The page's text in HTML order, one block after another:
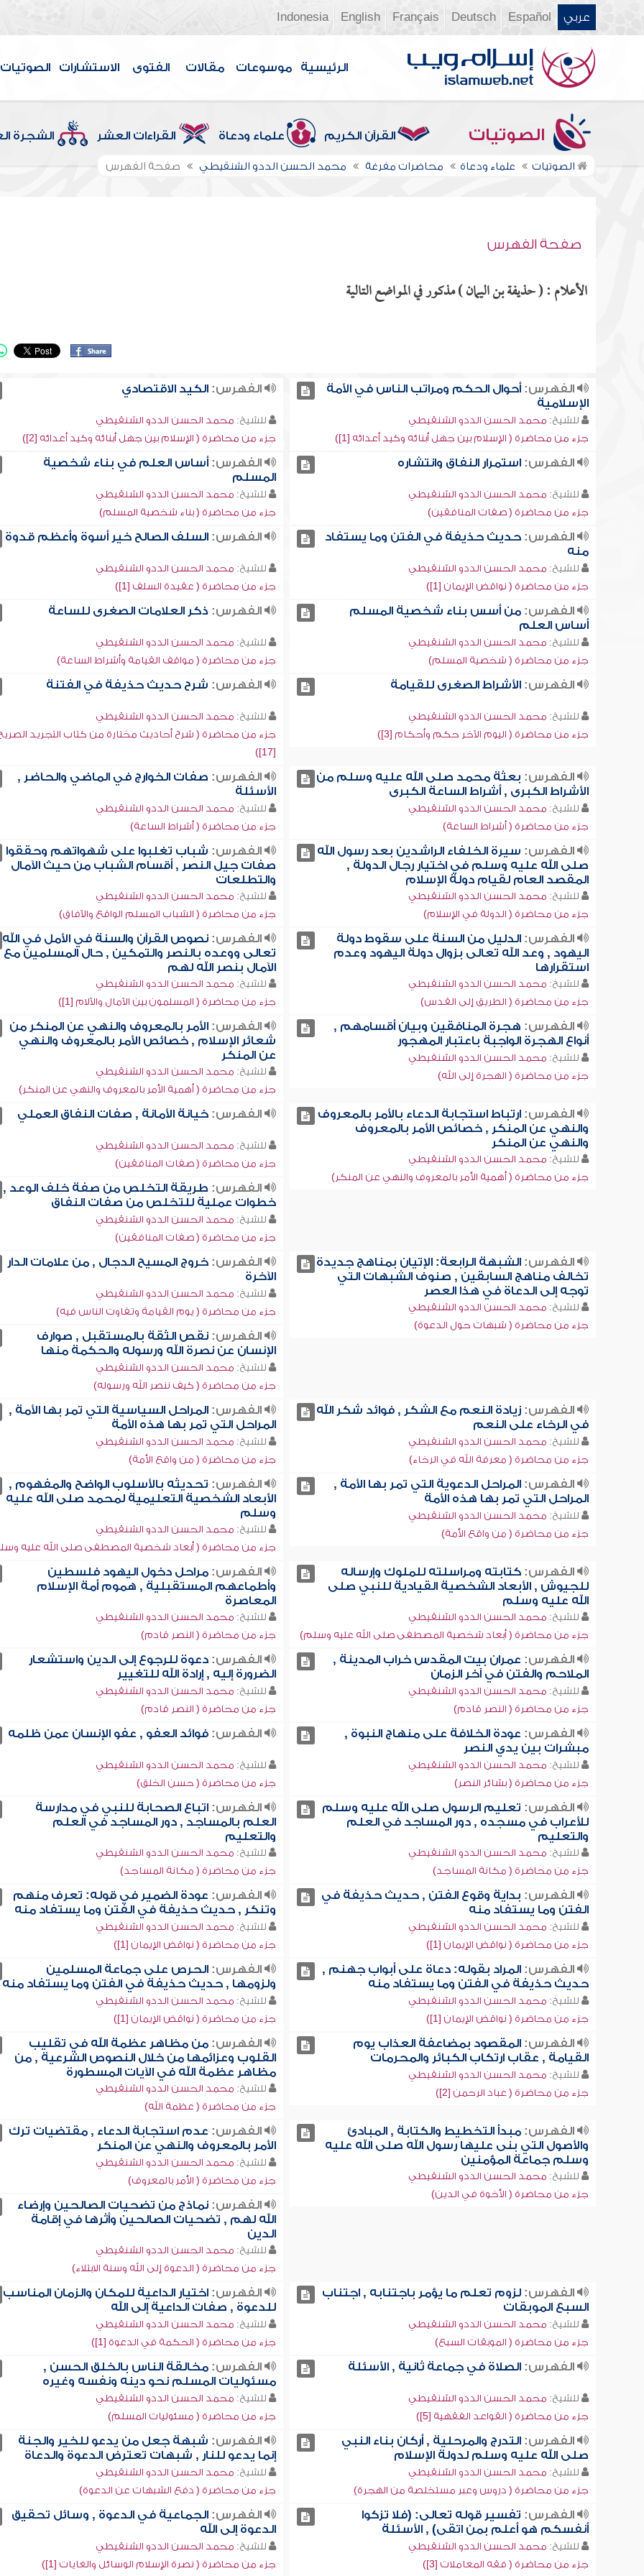
عربي Español
Deutsch
Français
English
Indonesia
الرئيسية موسوعات مقالات الفتوى الاستشارات الصوتيات
الصوتيات القرآن الكريم علماء ودعاة القراءات العشر الشجرة
الصوتيات علماء ودعاة محاضرات مفرغة محمد الحسن الددو الشنقيطي صفحة الفهرس
صفحة الفهرس
الأعلام : ( حذيفة بن اليمان ) مذكور في المواضع التالية
الفهرس:أحوال الحكم ومراتب الناس في الأمة
الإسلامية
للشيخ: محمد الحسن الددو الشنقيطي
جزء من محاضرة ( الإسلام بين جهل أبنائه وكيد أعدائه [1])
الفهرس: الكيد الاقتصادي
للشيخ: محمد الحسن الددو الشنقيطي
جزء من محاضرة ( الإسلام بين جهل أبنائه وكيد أعدائه [2])
الفهرس:استمرار النفاق وانتشاره
للشيخ: محمد الحسن الددو الشنقيطي
جزء من محاضرة ( صفات المنافقين)
الفهرس: أساس العلم في بناء شخصية
المسلم
للشيخ: محمد الحسن الددو الشنقيطي
جزء من محاضرة ( بناء شخصية المسلم)
الفهرس:حديث حذيفة في الفتن وما يستفاد
منه
للشيخ: محمد الحسن الددو الشنقيطي
جزء من محاضرة ( نواقض الإيمان [1])
الفهرس: السلف الصالح خير أسوة وأعظم قدوة
للشيخ: محمد الحسن الددو الشنقيطي
جزء من محاضرة ( عقيدة السلف [1])
الفهرس:من أسس بناء شخصية المسلم
أساس العلم
للشيخ: محمد الحسن الددو الشنقيطي
جزء من محاضرة ( شخصية المسلم)
الفهرس: ذكر العلامات الصغرى للساعة
للشيخ: محمد الحسن الددو الشنقيطي
جزء من محاضرة ( مواقف القيامة وأشراط الساعة)
الفهرس:الأشراط الصغرى للقيامة
للشيخ: محمد الحسن الددو الشنقيطي
جزء من محاضرة ( اليوم الآخر حكم وأحكام [3])
الفهرس: شرح حديث حذيفة في الفتنة
للشيخ: محمد الحسن الددو الشنقيطي
جزء من محاضرة ( شرح أحاديث مختارة من كتاب التجريد
[17])
الفهرس: بعثة محمد صلى الله عليه وسلم من
الأشراط الكبرى , أشراط الساعة الكبرى
للشيخ: محمد الحسن الددو الشنقيطي
جزء من محاضرة ( أشراط الساعة)
الفهرس: صفات الخوارج في الماضي والحاضر ,
الأسئلة
للشيخ: محمد الحسن الددو الشنقيطي
جزء من محاضرة ( أشراط الساعة)
الفهرس: سيرة الخلفاء الراشدين بعد رسول الله
صلى الله عليه وسلم في اختيار رجال الدولة ,
المقصد العام لقيام دولة الإسلام
للشيخ: محمد الحسن الددو الشنقيطي
جزء من محاضرة ( الدولة في الإسلام)
الفهرس: شباب تغلبوا على شهواتهم وحققوا
صفات جيل النصر , أقسام الشباب من حيث الآمال
والتطلعات
للشيخ: محمد الحسن الددو الشنقيطي
جزء من محاضرة ( الشباب المسلم الواقع والآفاق)
الفهرس:الدليل من السنة على سقوط دولة
اليهود , وعد الله تعالى بزوال دولة اليهود وعدم
استقرارها
للشيخ: محمد الحسن الددو الشنقيطي
جزء من محاضرة ( الطريق إلى القدس)
الفهرس: نصوص القرآن والسنة في الأمل في الله
تعالى ووعده بالنصر والتمكين , حال المسلمين مع
الآمال بنصر الله لهم
للشيخ: محمد الحسن الددو الشنقيطي
جزء من محاضرة ( المسلمون بين الآمال والآلام [1])
الفهرس: هجرة المنافقين وبيان أقسامهم ,
أنواع الهجرة الواجبة باعتبار المهجور
للشيخ: محمد الحسن الددو الشنقيطي
جزء من محاضرة ( الهجرة إلى الله)
الفهرس: الأمر بالمعروف والنهي عن المنكر من
شعائر الإسلام , خصائص الأمر بالمعروف والنهي
عن المنكر
للشيخ: محمد الحسن الددو الشنقيطي
جزء من محاضرة ( أهمية الأمر بالمعروف والنهي عن المنكر)
الفهرس:ارتباط استجابة الدعاء بالأمر بالمعروف
والنهي عن المنكر , خصائص الأمر بالمعروف
والنهي عن المنكر
للشيخ: محمد الحسن الددو الشنقيطي
جزء من محاضرة ( أهمية الأمر بالمعروف والنهي عن المنكر)
الفهرس: خيانة الأمانة , صفات النفاق العملي
للشيخ: محمد الحسن الددو الشنقيطي
جزء من محاضرة ( صفات المنافقين)
الفهرس: طريقة التخلص من صفة خلف الوعد ,
خطوات عملية للتخلص من صفات النفاق
للشيخ: محمد الحسن الددو الشنقيطي
جزء من محاضرة ( صفات المنافقين)
الفهرس:الشبهة الرابعة: الإتيان بمناهج جديدة
تخالف مناهج السابقين , صنوف الشبهات التي
توجه إلى الدعاة في هذا العصر
للشيخ: محمد الحسن الددو الشنقيطي
جزء من محاضرة ( شبهات حول الدعوة)
الفهرس: خروج المسيح الدجال , من علامات الدار
الآخرة
للشيخ: محمد الحسن الددو الشنقيطي
جزء من محاضرة ( يوم القيامة وتفاوت الناس فيه)
الفهرس: نقص الثقة بالمستقبل , صوارف
الإنسان عن نصرة الله ورسوله والحكمة منها
للشيخ: محمد الحسن الددو الشنقيطي
جزء من محاضرة ( كيف ننصر الله ورسوله)
الفهرس:زيادة النعم مع الشكر , فوائد شكر الله
في الرخاء على النعم
للشيخ: محمد الحسن الددو الشنقيطي
جزء من محاضرة ( معرفة الله في الرخاء)
الفهرس: المراحل السياسية التي تمر بها الأمة ,
المراحل التي تمر بها هذه الأمة
للشيخ: محمد الحسن الددو الشنقيطي
جزء من محاضرة ( من واقع الأمة)
الفهرس:المراحل الدعوية التي تمر بها الأمة ,
المراحل التي تمر بها هذه الأمة
للشيخ: محمد الحسن الددو الشنقيطي
جزء من محاضرة ( من واقع الأمة)
الفهرس: تحديثه بالأسلوب الواضح والمفهوم ,
الأبعاد الشخصية التعليمية لمحمد صلى الله عليه
وسلم
للشيخ: محمد الحسن الددو الشنقيطي
جزء من محاضرة ( أبعاد شخصية المصطفى صلى الله عليه
الفهرس:كتابته ومراسلته للملوك وإرساله
للجيوش , الأبعاد الشخصية القيادية للنبي صلى
الله عليه وسلم
للشيخ: محمد الحسن الددو الشنقيطي
جزء من محاضرة ( أبعاد شخصية المصطفى صلى الله عليه وسلم)
الفهرس: مراحل دخول اليهود فلسطين
وأطماعهم المستقبلية , هموم أمة الإسلام
المعاصرة
للشيخ: محمد الحسن الددو الشنقيطي
جزء من محاضرة ( النصر قادم)
الفهرس: عمران بيت المقدس خراب المدينة ,
الملاحم والفتن في آخر الزمان
للشيخ: محمد الحسن الددو الشنقيطي
جزء من محاضرة ( النصر قادم)
الفهرس: دعوة للرجوع إلى الدين واستشعار
الضرورة إليه , إرادة الله للتغيير
للشيخ: محمد الحسن الددو الشنقيطي
جزء من محاضرة ( النصر قادم)
الفهرس: عودة الخلافة على منهاج النبوة ,
مبشرات بين يدي النصر
للشيخ: محمد الحسن الددو الشنقيطي
جزء من محاضرة ( بشائر النصر)
الفهرس: فوائد العفو , عفو الإنسان عمن ظلمه
للشيخ: محمد الحسن الددو الشنقيطي
جزء من محاضرة ( حسن الخلق)
الفهرس: تعليم الرسول صلى الله عليه وسلم
للأعراب في مسجده , دور المساجد في العلم
والتعليم
للشيخ: محمد الحسن الددو الشنقيطي
جزء من محاضرة ( مكانة المساجد)
الفهرس: اتباع الصحابة للنبي في مدارسة
العلم بالمساجد , دور المساجد في العلم
والتعليم
للشيخ: محمد الحسن الددو الشنقيطي
جزء من محاضرة ( مكانة المساجد)
الفهرس: بداية وقوع الفتن , حديث حذيفة في
الفتن وما يستفاد منه
للشيخ: محمد الحسن الددو الشنقيطي
جزء من محاضرة ( نواقض الإيمان [1])
الفهرس: عودة الضمير في قوله: تعرف منهم
وتنكر , حديث حذيفة في الفتن وما يستفاد منه
للشيخ: محمد الحسن الددو الشنقيطي
جزء من محاضرة ( نواقض الإيمان [1])
الفهرس:المراد بقوله: دعاة على أبواب جهنم ,
حديث حذيفة في الفتن وما يستفاد منه
للشيخ: محمد الحسن الددو الشنقيطي
جزء من محاضرة ( نواقض الإيمان [1])
الفهرس: الحرص على جماعة المسلمين
ولزومها , حديث حذيفة في الفتن وما يستفاد منه
للشيخ: محمد الحسن الددو الشنقيطي
جزء من محاضرة ( نواقض الإيمان [1])
الفهرس:المقصود بمضاعفة العذاب يوم
القيامة , عقاب ارتكاب الكبائر والمحرمات
للشيخ: محمد الحسن الددو الشنقيطي
جزء من محاضرة ( عباد الرحمن [2])
الفهرس: من مظاهر عظمة الله في تقليب
القلوب وعزائمها من خلال النصوص الشرعية , من
مظاهر عظمة الله في الآيات المسطورة
للشيخ: محمد الحسن الددو الشنقيطي
جزء من محاضرة ( عظمة الله)
الفهرس:مبدأ التخطيط والكتابة , المبادئ
والأصول التي بنى عليها رسول الله صلى الله عليه
وسلم جماعة المؤمنين
للشيخ: محمد الحسن الددو الشنقيطي
جزء من محاضرة ( الأخوة في الدين)
الفهرس: عدم استجابة الدعاء , مقتضيات ترك
الأمر بالمعروف والنهي عن المنكر
للشيخ: محمد الحسن الددو الشنقيطي
جزء من محاضرة ( الأمر بالمعروف)
الفهرس: نماذج من تضحيات الصالحين وإرضاء
الله لهم , تضحيات الصالحين وأثرها في إقامة
الدين
للشيخ: محمد الحسن الددو الشنقيطي
جزء من محاضرة ( الدعوة إلى الله وسنة الابتلاء)
الفهرس:لزوم تعلم ما يؤمر باجتنابه , اجتناب
السبع الموبقات
للشيخ: محمد الحسن الددو الشنقيطي
جزء من محاضرة ( الموبقات السبع)
الفهرس: اختيار الداعية للمكان والزمان المناسب
للدعوة , صفات الداعية إلى الله
للشيخ: محمد الحسن الددو الشنقيطي
جزء من محاضرة ( الحكمة في الدعوة [1])
الفهرس:الصلاة في جماعة ثانية , الأسئلة
للشيخ: محمد الحسن الددو الشنقيطي
جزء من محاضرة ( القواعد الفقهية [5])
الفهرس: مخالقة الناس بالخلق الحسن ,
مسئوليات المسلم نحو دينه ونفسه وغيره
للشيخ: محمد الحسن الددو الشنقيطي
جزء من محاضرة ( مسئوليات المسلم)
الفهرس:التدرج والمرحلية , أركان بناء النبي
صلى الله عليه وسلم لدولة الإسلام
للشيخ: محمد الحسن الددو الشنقيطي
جزء من محاضرة ( دروس وعبر مستخلصة من الهجرة)
الفهرس: شبهة جعل من يدعو للخير والجنة
إنما يدعو للنار , شبهات تعترض الدعوة والدعاة
للشيخ: محمد الحسن الددو الشنقيطي
جزء من محاضرة ( دفع الشبهات عن الدعوة)
الفهرس: تفسير قوله تعالى: (فلا تزكوا
أنفسكم هو أعلم بمن اتقى) , الأسئلة
للشيخ: محمد الحسن الددو الشنقيطي
جزء من محاضرة ( فقه المعاملات [3])
الفهرس: الجماعية في الدعوة , وسائل تحقيق
الدعوة إلى الله
للشيخ: محمد الحسن الددو الشنقيطي
جزء من محاضرة ( نصرة الإسلام الوسائل والغايات [1])